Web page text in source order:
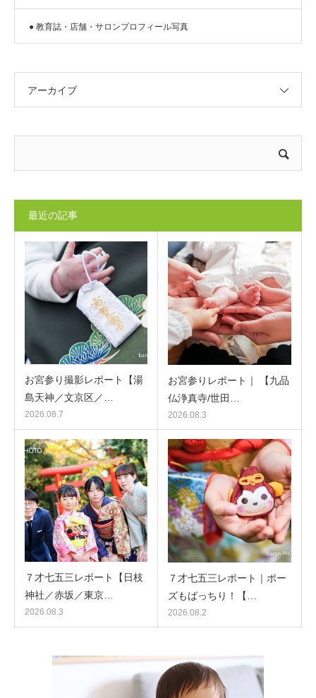
● 教育誌・店舗・サロンプロフィール写真
アーカイブ
最近の記事
お宮参り撮影レポート【湯
島天神／文京区／…
2026.08.7
お宮参りレポート｜ 【九品
仏浄真寺/世田…
2026.08.3
７才七五三レポート【日枝
神社／赤坂／東京…
2026.08.3
７才七五三レポート｜ポー
ズもばっちり！【…
2026.08.2